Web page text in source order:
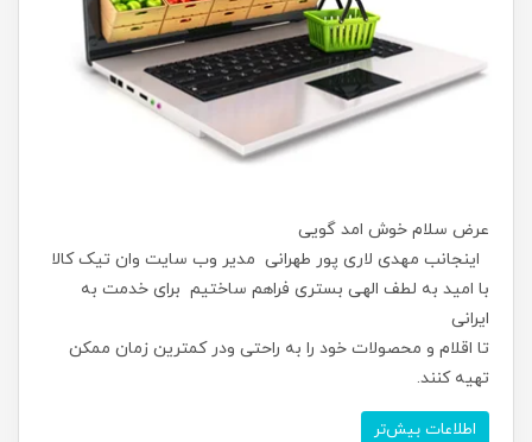
عرض سلام خوش امد گویی
اینجانب مهدی لاری پور طهرانی مدیر وب سایت وان تیک کالا
با امید به لطف الهی بستری فراهم ساختیم برای خدمت به
ایرانی
تا اقلام و محصولات خود را به راحتی ودر کمترین زمان ممکن
تهیه کنند.
اطلاعات بیش‌تر